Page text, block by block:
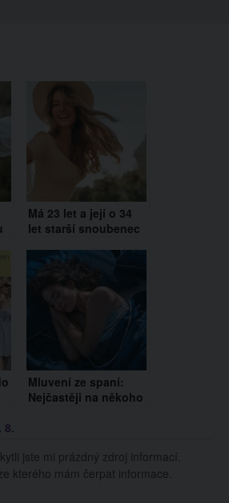
Má 23 let a její o 34
let starší snoubenec
Navíc jí říká, že je
aby pracovala
Mluvení ze spaní:
Nejčastěji na někoho
8.
jste mi prázdný zdroj informací.
kterého mám čerpat informace.